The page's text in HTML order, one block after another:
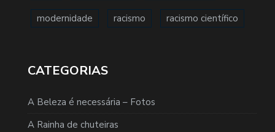
modernidade racismo racismo científico
CATEGORIAS
A Beleza é necessária – Fotos
A Rainha de chuteiras